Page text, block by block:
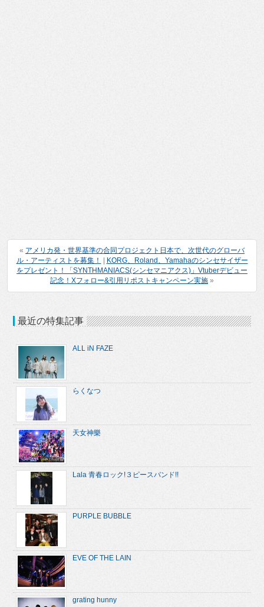
« アメリカ発・世界基準の合同プロジェクト日本で、次世代のグローバ
ル・アーティストを募集！
KORG、Roland、Yamahaのシンセサイザー
をプレゼント！「SYNTHMANIACS(シンセマニアクス)」Vtuberデビュー
記念！Xフォロー&引用リポストキャンペーン実施 »
最近の特集記事
ALL iN FAZE
らくなつ
天女神樂
Lala 青春ロック!３ピースバンド!!
PURPLE BUBBLE
EVE OF THE LAIN
grating hunny